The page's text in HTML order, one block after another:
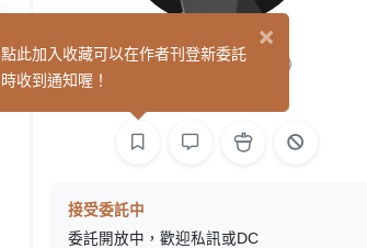
Smoooth (0)
接受委託中
委託開放中，歡迎私訊或DC
×
點此加入收藏可以在作者刊登新委託
時收到通知喔！